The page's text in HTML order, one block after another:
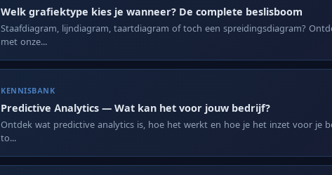
Welk grafiektype kies je wanneer? De complete beslisboom
Staafdiagram, lijndiagram, taartdiagram of toch een spreidingsdiagram?
met onze...
KENNISBANK
Predictive Analytics — Wat kan het voor jouw bedrijf?
Ontdek wat predictive analytics is, hoe het werkt en hoe je het inzet voor je
to...